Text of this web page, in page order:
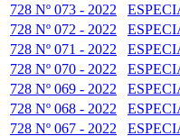
728 Nº 073 - 2022
728 Nº 072 - 2022
728 Nº 071 - 2022
728 Nº 070 - 2022
728 Nº 069 - 2022
728 Nº 068 - 2022
728 Nº 067 - 2022